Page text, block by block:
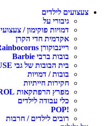
צעצועים לילדים
גיבורי על
דמויות פוקימון / צעצועי POKEMON
אקדמית חדי הקרן
ריינבוקורן Rainbocorns
בובות ברבי Barbie
בית הבובות של גבי GABBY'S DOLLHOUSE
בובות / דמויות
חקירות חייתיות
מפרץ הרפתקאות PAW PATROL
כלי עבודה לילדים
!POP
רובים לילדים / חרבות